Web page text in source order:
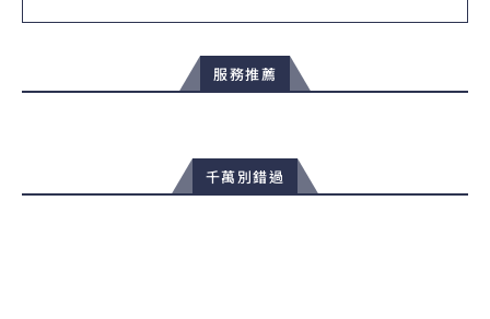
服務推薦
千萬別錯過